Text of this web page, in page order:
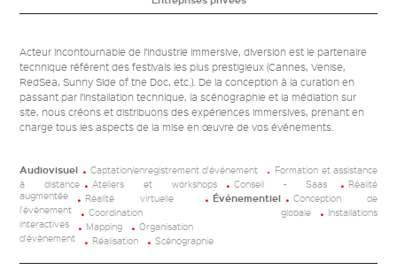
Acteur incontournable de l’industrie immersive, diversion est le partenaire
technique référent des festivals les plus prestigieux (Cannes, Venise,
RedSea, Sunny Side of the Doc, etc.). De la conception à la curation en
passant par l’installation technique, la scénographie et la médiation sur
site, nous créons et distribuons des expériences immersives, prenant en
charge tous les aspects de la mise en œuvre de vos événements.
Audiovisuel Captation/enregistrement d'événement
Formation et assistance
à distance
Ateliers et workshops Conseil - Saas
Réalité
augmentée
Réalité virtuelle Événementiel
Conception de
l'évènement
Coordination globale
Installations
interactives
Mapping
Organisation
d'évènement
Réalisation Scénographie